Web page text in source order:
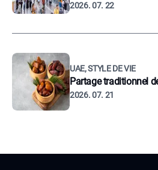
2026. 07. 22
UAE, STYLE DE VIE
Partage traditionnel
2026. 07. 21